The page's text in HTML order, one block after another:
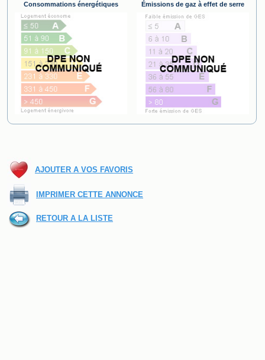
Consommations énergétiques Émissions de gaz à effet de serre
AJOUTER A VOS FAVORIS
IMPRIMER CETTE ANNONCE
RETOUR A LA LISTE